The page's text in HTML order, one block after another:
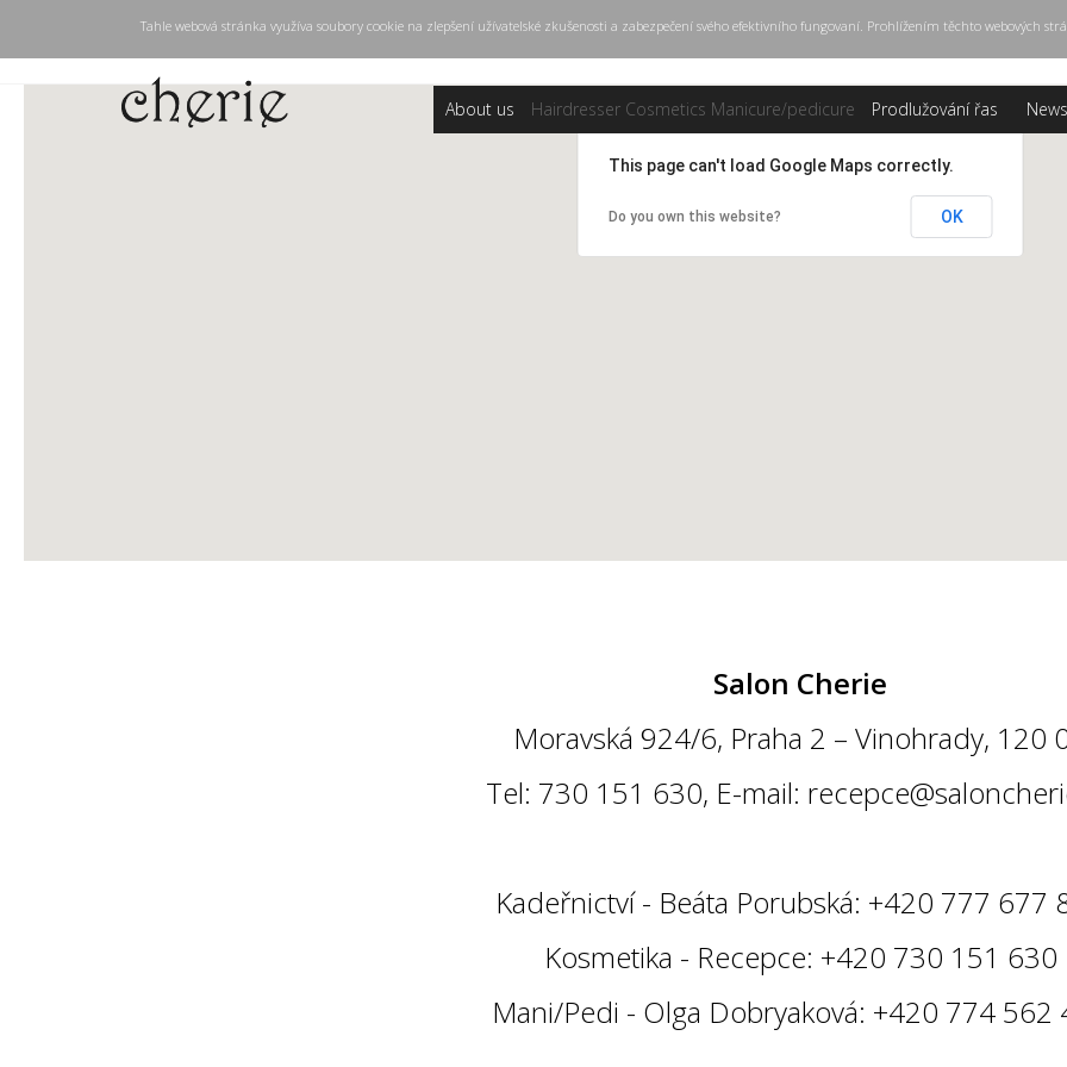
Tahle webová stránka využíva soubory cookie na zlepšení užívatelské zkušenosti a zabezpečení svého efektivního fungovaní. Prohlížením těchto webových
About us Hairdresser Cosmetics Manicure/pedicure Prodlužování řas News
This page can't load Google Maps correctly.
Do you own this website? OK
Salon Cherie
Moravská 924/6, Praha 2 – Vinohrady, 120
Tel: 730 151 630, E-mail:
Kadeřnictví - Beáta Porubská: +420 777 677
Kosmetika - Recepce: +420 730 151 630
Mani/Pedi - Olga Dobryaková: +420 774 562